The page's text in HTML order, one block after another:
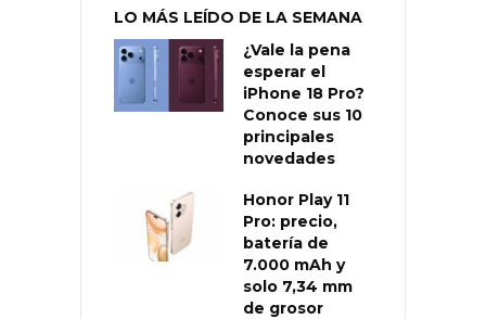
LO MÁS LEÍDO DE LA SEMANA
¿Vale la pena
esperar el
iPhone 18 Pro?
Conoce sus 10
principales
novedades
Honor Play 11
Pro: precio,
batería de
7.000 mAh y
solo 7,34 mm
de grosor